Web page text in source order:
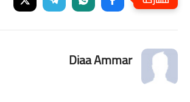
Diaa Ammar